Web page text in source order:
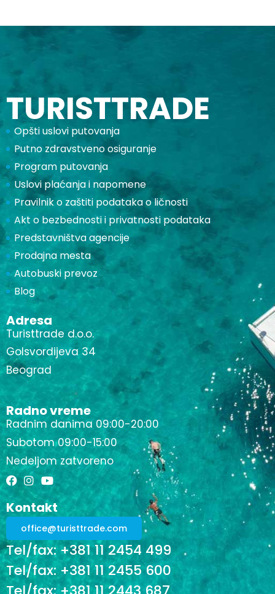
TURISTTRADE
Opšti uslovi putovanja
Putno zdravstveno osiguranje
Program putovanja
Uslovi plaćanja i napomene
Pravilnik o zaštiti podataka o ličnosti
Akt o bezbednosti i privatnosti podataka
Predstavništva agencije
Prodajna mesta
Autobuski prevoz
Blog
Adresa
Turisttrade d.o.o.
Golsvordijeva 34
Beograd
Radno vreme
Radnim danima 09:00-20:00
Subotom 09:00-15:00
Nedeljom zatvoreno
Kontakt
office@turisttrade.com
Tel/fax: +381 11 2454 499
Tel/fax: +381 11 2455 600